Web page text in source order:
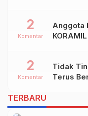
Anggota
2
Komentar
Tidak
Terus
2
Komentar
TERBARU